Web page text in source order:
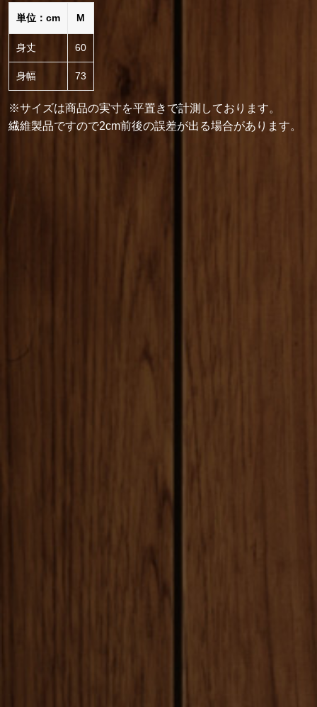
単位：cm M
身丈 60
身幅 73
※サイズは商品の実寸を平置きで計測しております。
繊維製品ですので2cm前後の誤差が出る場合があります。